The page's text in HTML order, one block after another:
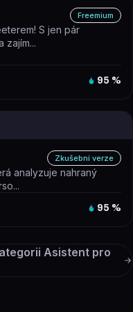
Freemium
S jen pár
zajím...
95 %
Zkušební verze
analyzuje nahraný
95 %
Asistent pro